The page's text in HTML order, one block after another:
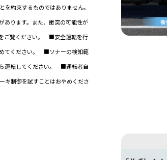
約束するものではありません。
ります。また、衝突の可能性が
ご覧ください。 ■安全運転を行
めてください。 ■ソナーの検知範
運転してください。 ■運転者自
キ制御を試すことはおやめくださ